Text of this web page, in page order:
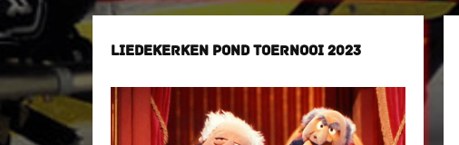
LIEDEKERKEN POND TOERNOOI 2023